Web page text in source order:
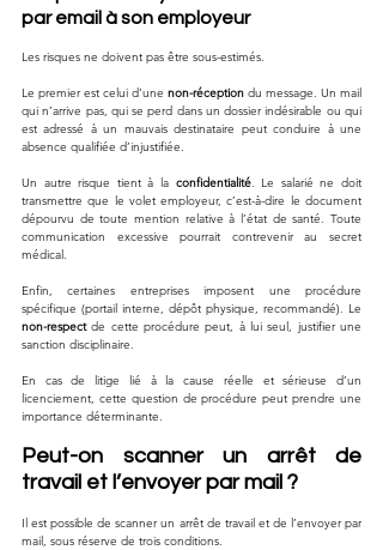
par email à son employeur
Les risques ne doivent pas être sous-estimés.
Le premier est celui d’une non-réception du message. Un mail
qui n’arrive pas, qui se perd dans un dossier indésirable ou qui
est adressé à un mauvais destinataire peut conduire à une
absence qualifiée d’injustifiée.
Un autre risque tient à la confidentialité. Le salarié ne doit
transmettre que le volet employeur, c’est-à-dire le document
dépourvu de toute mention relative à l’état de santé. Toute
communication excessive pourrait contrevenir au secret
médical.
Enfin, certaines entreprises imposent une procédure
non-respect de cette procédure peut, à lui seul, justifier une
sanction disciplinaire.
En cas de litige lié à la cause réelle et sérieuse d’un
licenciement, cette question de procédure peut prendre une
importance déterminante.
Peut-on scanner un arrêt de
travail et l’envoyer par mail ?
Il est possible de scanner un arrêt de travail et de l’envoyer par
mail, sous réserve de trois conditions.